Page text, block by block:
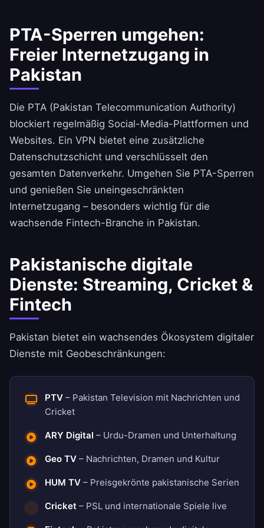
PTA-Sperren umgehen:
Freier Internetzugang in
Pakistan
Die PTA (Pakistan Telecommunication Authority)
blockiert regelmäßig Social-Media-Plattformen und
Websites. Ein VPN bietet eine zusätzliche
Datenschutzschicht und verschlüsselt den
gesamten Datenverkehr. Umgehen Sie PTA-Sperren
und genießen Sie uneingeschränkten
Internetzugang – besonders wichtig für die
wachsende Fintech-Branche in Pakistan.
Pakistanische digitale
Dienste: Streaming, Cricket &
Fintech
Pakistan bietet ein wachsendes Ökosystem digitaler
Dienste mit Geobeschränkungen:
PTV – Pakistan Television mit Nachrichten und
Cricket
ARY Digital – Urdu-Dramen und Unterhaltung
Geo TV – Nachrichten, Dramen und Kultur
HUM TV – Preisgekrönte pakistanische Serien
Cricket – PSL und internationale Spiele live